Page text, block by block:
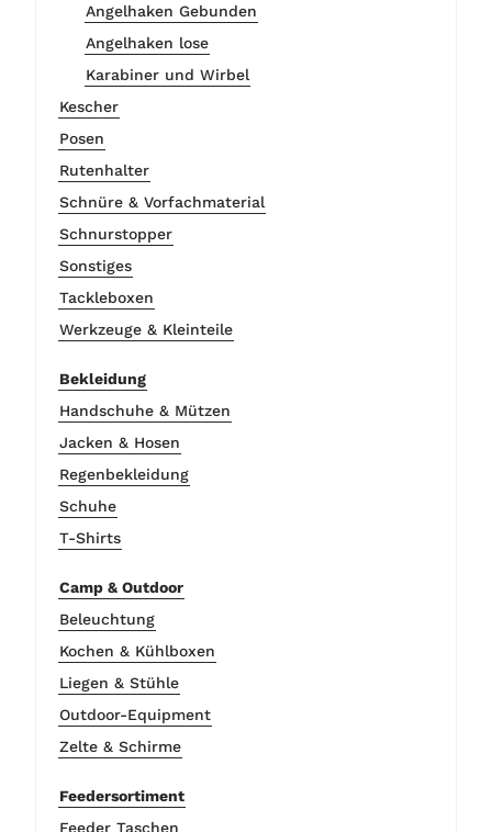
Angelhaken Gebunden
Angelhaken lose
Karabiner und Wirbel
Kescher
Posen
Rutenhalter
Schnüre & Vorfachmaterial
Schnurstopper
Sonstiges
Tackleboxen
Werkzeuge & Kleinteile
Bekleidung
Handschuhe & Mützen
Jacken & Hosen
Regenbekleidung
Schuhe
T-Shirts
Camp & Outdoor
Beleuchtung
Kochen & Kühlboxen
Liegen & Stühle
Outdoor-Equipment
Zelte & Schirme
Feedersortiment
Feeder Taschen